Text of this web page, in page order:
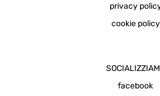
privacy
cookie policy
facebook